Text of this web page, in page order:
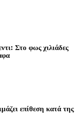
Στο φως χιλιάδες
επίθεση κατά της